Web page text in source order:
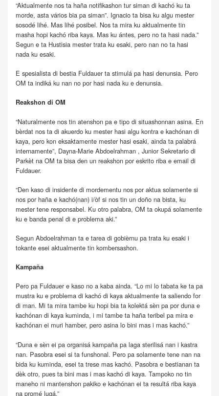
“Aktualmente nos ta haña notifikashon tur siman di kachó ku ta
morde, asta vários bia pa siman”. Ignacio ta bisa ku algu mester
sosodé lihé. Mas lihé posibel. Nos ta mira ku aktualmente tin
masha hopi kachó riba kaya. Mas ku ántes, pero no ta hasi nada.”
Segun e ta Hustisia mester trata ku esaki, pero nan no ta hasi
nada ku esaki.
E spesialista di bestia Fuldauer ta stimulá pa hasi denunsia. Pero
OM ta indiká ku nan no por hasi nada ku e denunsia.
Reakshon di OM
“Naturalmente nos tin atenshon pa e tipo di situashonnan asina. En
bèrdat nos ta di akuerdo ku mester hasi algu kontra e kachónan di
kaya, pero kon eksaktamente mester hasi esaki, ainda ta palabrá
internamente”, Dayna-Marie Abdoelrahman , Junior Sekretario di
Parkèt na OM ta bisa den un reakshon por eskrito riba e email di
Fuldauer.
“Den kaso di insidente di mordementu nos por aktua solamente si
nos por haña e kachó(nan) i/òf si nos tin un doño na bista, ku
mester tene responsabel. Ku otro palabra, OM ta okupá solamente
ku e banda penal di e problema aki.”
Segun Abdoelrahman ta e tarea di gobièrnu pa trata ku esaki i
tokante esei aktualmente tin kombersashon.
Kampaña
Pero pa Fuldauer e kaso no a kaba ainda. “Lo mi lo tabata ke ta pa
mustra ku e problema di kachó di kaya aktualmente ta saliendo for
di man. Mi ta mira tambe ku hopi bia ta kolektá sèn pa por duna e
kachónan di kaya kuminda, i mi tambe ta haña teribel pa mira e
kachónan ei muri hamber, pero asina lo bini mas i mas kachó.”
“Duna e sèn ei pa organisá kampaña pa laga sterilisá nan i kastra
nan. Pasobra esei si ta funshonal. Pero pa solamente tene nan na
bida ku kuminda, esei ta trese mas kachó. Pasobra e bestianan ta
dèk otro, pues ta bini mas i mas kachó di kaya. Tampoko no tin
maneho ni mantenshon pakiko e kachónan ei ta resultá riba kaya
na promé lugá.”